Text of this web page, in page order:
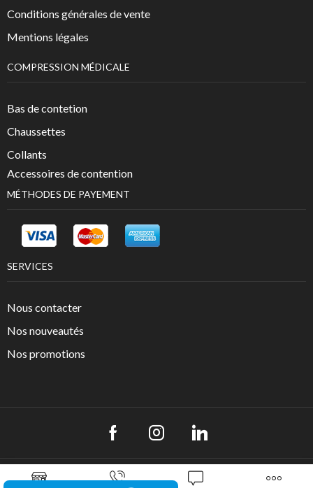
Conditions générales de vente
Mentions légales
COMPRESSION MÉDICALE
Bas de contetion
Chaussettes
Collants
Accessoires de contention
MÉTHODES DE PAYEMENT
SERVICES
Nous contacter
Nos nouveautés
Nos promotions
Copyright © 2022 . Créé LCH Corporate -
Groupe Univers Otho